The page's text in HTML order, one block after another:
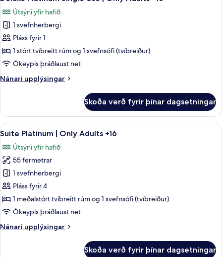
rúm
allar
myndir
fyrir
Deluxe
Platinum
Single
|
+16
Útsýni yfir hafið
1 svefnherbergi
Pláss fyrir 1
1 stórt tvíbreitt rúm og 1 svefnsófi (tvíbreiður)
Ókeypis þráðlaust net
Nánari upplýsingar
Nánari
Platinum
Single
Use
Only
Adults
+16
Skoða verð fyrir þínar dagsetningar
Skoða
allar
myndir
fyrir
Suite
Platinum
Only
Adults
+16
Öryggishólf í herbergi, skrifborð,
11
Suite Platinum | Only Adults +16
Útsýni yfir hafið
55 fermetrar
1 svefnherbergi
Pláss fyrir 4
1 meðalstórt tvíbreitt rúm og 1 svefnsófi (tvíbreiður)
Ókeypis þráðlaust net
Nánari upplýsingar
Nánari
Skoða verð fyrir þínar dagsetningar